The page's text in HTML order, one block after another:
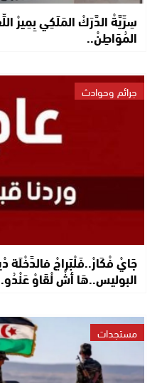
سِرِّيَّةْ الدَّرَكْ المَلَكِي بِمِيرْ
المُوَاطِنْ..
جرائم وحوادث
جَايْ فْكَارْ..فَلْبَراجْ فالدَّخْلَة
البوليس..هَا أشْ لْقَاوْ
مستجدات